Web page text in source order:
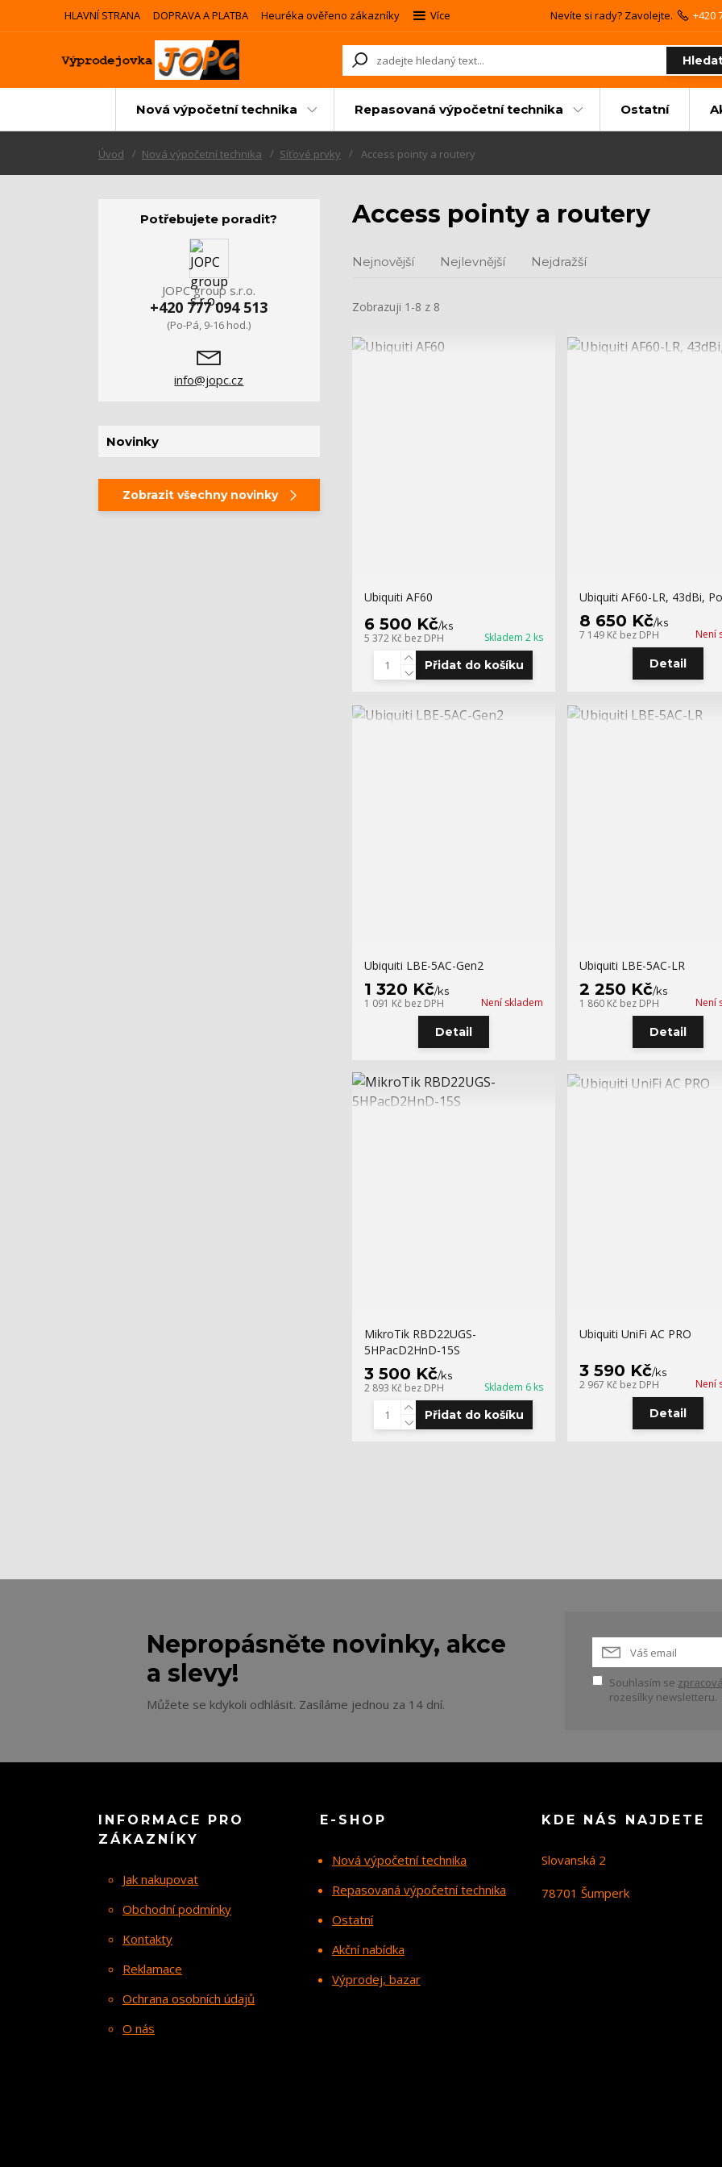
HLAVNÍ STRANA DOPRAVA A PLATBA Heuréka ověřeno zákazníky Více Nevíte si rady? Zavolejte. +420
Nová výpočetní technika Repasovaná výpočetní technika Ostatní
Úvod Nová výpočetní technika Síťové prvky Access pointy a routery
Access pointy a routery
Nejnovější Nejlevnější Nejdražší
Zobrazuji 1-8 z 8
Ubiquiti AF60
6 500 Kč/ks
5 372 Kč bez DPH Skladem 2 ks
Přidat do košíku
Ubiquiti AF60-LR, 43dBi,
8 650 Kč/ks
7 149 Kč bez DPH Není
Detail
Ubiquiti LBE-5AC-Gen2
1 320 Kč/ks
1 091 Kč bez DPH Není skladem
Detail
Ubiquiti LBE-5AC-LR
2 250 Kč/ks
1 860 Kč bez DPH Není
Detail
MikroTik RBD22UGS-
5HPacD2HnD-15S
3 500 Kč/ks
2 893 Kč bez DPH Skladem 6 ks
Přidat do košíku
Ubiquiti UniFi AC PRO
3 590 Kč/ks
2 967 Kč bez DPH Není
Detail
Potřebujete poradit?
JOPC group s.r.o.
+420 777 094 513
(Po-Pá, 9-16 hod.)
info@jopc.cz
Novinky
Zobrazit všechny novinky
Nepropásněte novinky, akce
a slevy!
Můžete se kdykoli odhlásit. Zasíláme jednou za 14 dní.
Souhlasím se
rozesílky newsletteru.
INFORMACE PRO
ZÁKAZNÍKY
Jak nakupovat
Obchodní podmínky
Kontakty
Reklamace
Ochrana osobních údajů
O nás
E-SHOP
Nová výpočetní technika
Repasovaná výpočetní technika
Ostatní
Akční nabídka
Výprodej, bazar
KDE NÁS NAJDETE
Slovanská 2
78701 Šumperk